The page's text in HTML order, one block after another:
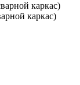
каркас)
каркас)